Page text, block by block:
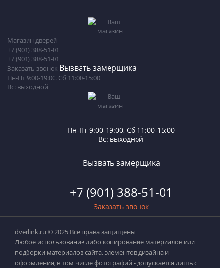
Магазин дверей
+7 (901) 388-51-01
+7 (901) 388-51-01
Заказать звонок Вызвать замерщика
Пн-Пт 9:00-19:00, Сб 11:00-15:00
Вс: выходной
Пн-Пт 9:00-19:00, Сб 11:00-15:00
Вс: выходной
Вызвать замерщика
+7 (901) 388-51-01
Заказать звонок
dverlink.ru © 2025 Все права защищены
Любое использование либо копирование материалов или
подборки материалов сайта, элементов дизайна и
оформления, в том числе фотографий - допускается лишь с